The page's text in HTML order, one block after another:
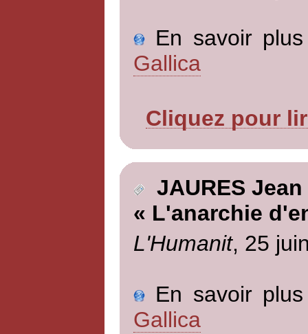
En savoir
Gallica
Cliquez pour
JAURES Jean
« L'anarchie
L'Humanit, 25
En savoir
Gallica